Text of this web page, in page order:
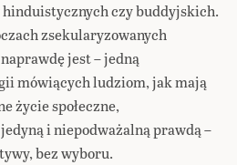
czy buddyjskich.
zsekularyzowanych
jest – jedną
mówiących ludziom, jak mają
życie społeczne,
i niepodważalną prawdą –
bez wyboru.